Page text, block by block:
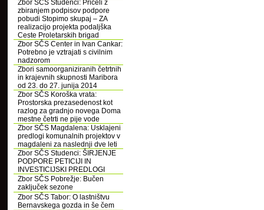
Zbor SČS Studenci: Pričeli z
zbiranjem podpisov podpore
pobudi Stopimo skupaj – ZA
realizacijo projekta podaljška
Ceste Proletarskih brigad
Zbor SČS Center in Ivan Cankar:
Potrebno je vztrajati s civilnim
nadzorom
Zbori samoorganiziranih četrtnih
in krajevnih skupnosti Maribora
od 23. do 27. junija 2014
Zbor SČS Koroška vrata:
Prostorska prezasedenost kot
razlog za gradnjo novega Doma
mestne četrti ne pije vode
Zbor SČS Magdalena: Usklajeni
predlogi komunalnih projektov v
magdaleni za naslednji dve leti
Zbor SČS Studenci: ŠIRJENJE
PODPORE PETICIJI IN
INVESTICIJSKI PREDLOGI
Zbor SČS Pobrežje: Bučen
zaključek sezone
Zbor SČS Tabor: O lastništvu
Bernavskega gozda in še čem